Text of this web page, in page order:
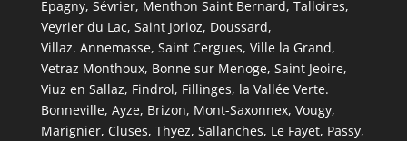
Epagny, Sévrier, Menthon Saint Bernard, Talloires,
Veyrier du Lac, Saint Jorioz, Doussard,
Villaz. Annemasse, Saint Cergues, Ville la Grand,
Vetraz Monthoux, Bonne sur Menoge, Saint Jeoire,
Viuz en Sallaz, Findrol, Fillinges, la Vallée Verte.
Bonneville, Ayze, Brizon, Mont-Saxonnex, Vougy,
Marignier, Cluses, Thyez, Sallanches, Le Fayet, Passy,